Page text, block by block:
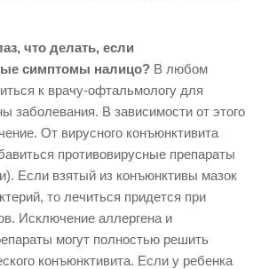
что делать, если
симптомы налицо? В любом
к врачу-офтальмологу для
заболевания. В зависимости от этого
От вирусного конъюнктивита
противовирусные препараты
Если взятый из конъюнктивы мазок
то лечиться придется при
Исключение аллергена и
могут полностью решить
конъюнктивита. Если у ребенка